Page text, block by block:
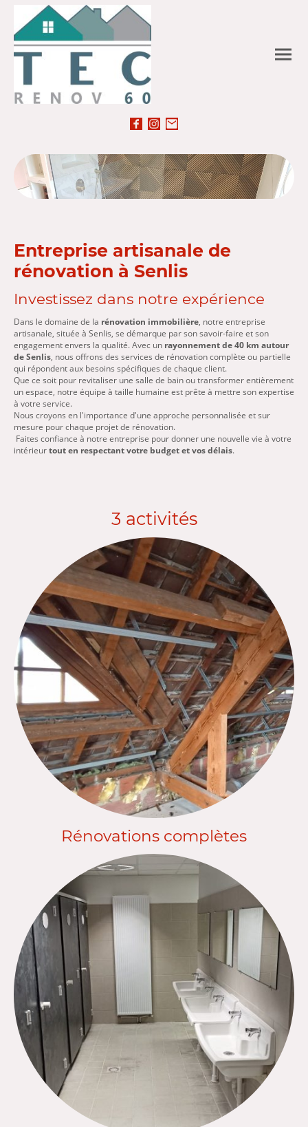
Entreprise artisanale de
rénovation à Senlis
Investissez dans notre expérience
Dans le domaine de la rénovation immobilière, notre entreprise
artisanale, située à Senlis, se démarque par son savoir-faire et son
engagement envers la qualité. Avec un rayonnement de 40 km autour
de Senlis, nous offrons des services de rénovation complète ou partielle
qui répondent aux besoins spécifiques de chaque client.
Que ce soit pour revitaliser une salle de bain ou transformer entièrement
un espace, notre équipe à taille humaine est prête à mettre son expertise
à votre service.
Nous croyons en l'importance d'une approche personnalisée et sur
mesure pour chaque projet de rénovation.
Faites confiance à notre entreprise pour donner une nouvelle vie à votre
intérieurtout en respectant votre budget et vos délais.
3 activités
Rénovations complètes